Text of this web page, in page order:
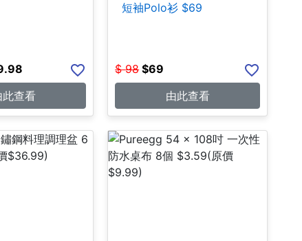
此查看
短袖Polo衫 $69
$ 98 $69
由此查看